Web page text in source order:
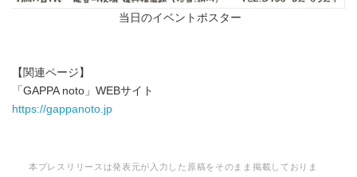
当日のイベントポスター
【関連ページ】
「GAPPA noto」WEBサイト
https://gappanoto.jp
本プレスリリースは発表元が入力した原稿をそのまま掲載しておりま
Japanese